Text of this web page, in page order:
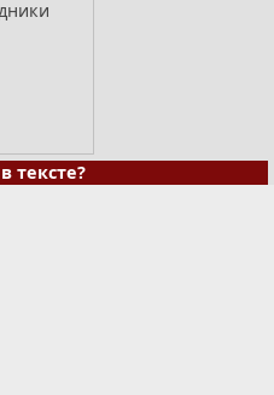
тексте?